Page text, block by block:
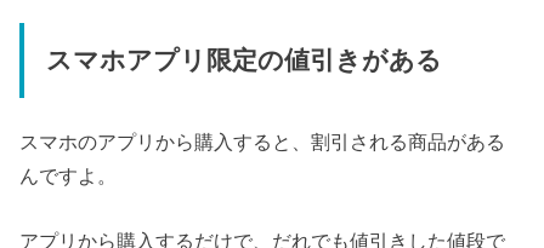
スマホアプリ限定の値引きがある
スマホのアプリから購入すると、割引される商品がある
んですよ。
アプリから購入するだけで、だれでも値引きした値段で